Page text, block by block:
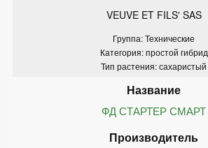
VEUVE ET FILS' SAS
Группа: Технические
Категория: простой гибрид
Тип растения: сахаристый
ФД СТАРТЕР СМАРТ